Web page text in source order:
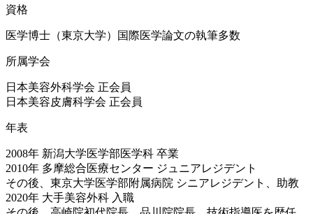
資格
医学博士（東京大学）国際医学論文の執筆多数
所属学会
日本美容外科学会 正会員
日本美容皮膚科学会 正会員
年表
2008年 新潟大学医学部医学科 卒業
2010年 多摩総合医療センター ジュニアレジデント
その後、東京大学医学部附属病院 シニアレジデント、助教
2020年 大手美容外科 入職